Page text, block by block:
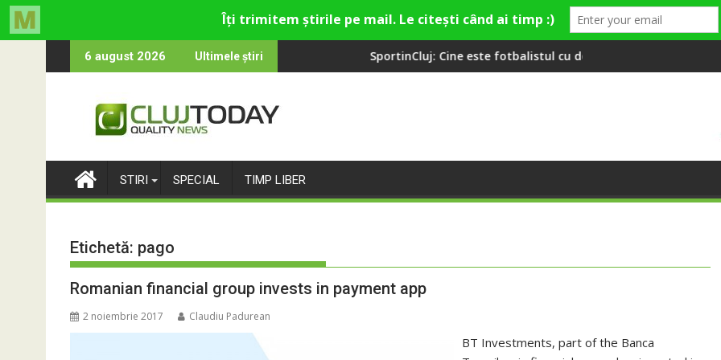
to
6 august 2026 Ultimele știri
cultural și de divertisment din Cluj-Napoca
devine o întrebare SportinCluj: Cine este fotbalistul cu două diplome care a învățat româna la 2 ani
Compania de Apă
STIRI SPECIAL TIMP LIBER
Etichetă: pago
Romanian financial group invests in payment app
2 noiembrie 2017 Claudiu Padurean
BT Investments, part of the Banca